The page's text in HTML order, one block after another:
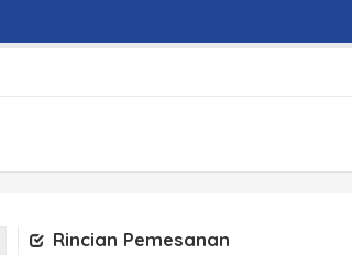
Rincian Pemesanan